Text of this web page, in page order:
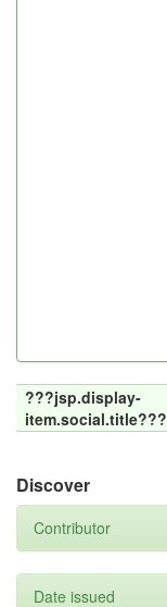
???jsp.display-
item.social.title???
Discover
Contributor
Date issued